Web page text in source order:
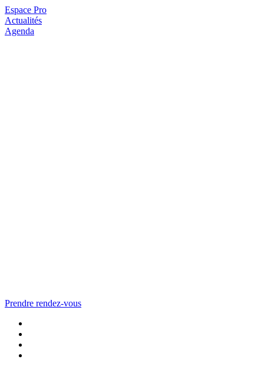
Espace Pro
Actualités
Agenda
Prendre rendez-vous